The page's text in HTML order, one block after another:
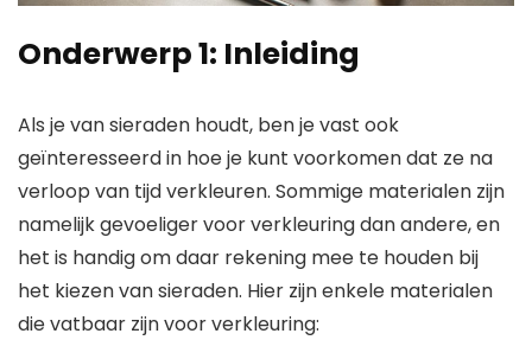
Onderwerp 1: Inleiding
Als je van sieraden houdt, ben je vast ook
geïnteresseerd in hoe je kunt voorkomen dat ze na
verloop van tijd verkleuren. Sommige materialen zijn
namelijk gevoeliger voor verkleuring dan andere, en
het is handig om daar rekening mee te houden bij
het kiezen van sieraden. Hier zijn enkele materialen
die vatbaar zijn voor verkleuring: